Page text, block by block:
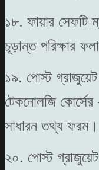
১৮. ফায়ার সেফটি
চূড়ান্ত পরিক্ষার
১৯. পোস্ট
টেকনোলজি কোর্সের
সাধারন তথ্য
২০. পোস্ট